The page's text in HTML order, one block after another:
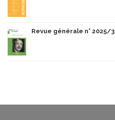
Revue générale n° 2025/3